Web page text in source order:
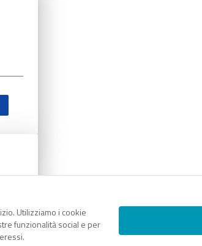
Utilizziamo i cookie
funzionalità social e per